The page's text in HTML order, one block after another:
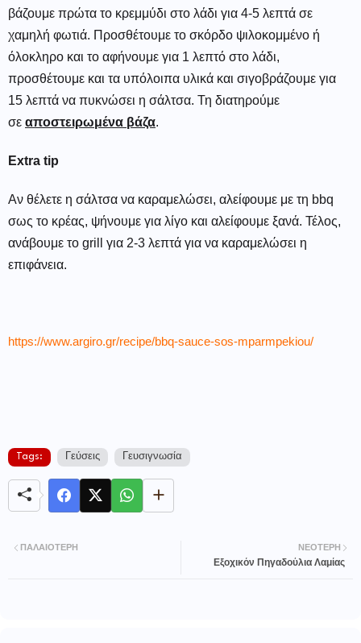
βάζουμε πρώτα το κρεμμύδι στο λάδι για 4-5 λεπτά σε
χαμηλή φωτιά. Προσθέτουμε το σκόρδο ψιλοκομμένο ή
όλοκληρο και το αφήνουμε για 1 λεπτό στο λάδι,
προσθέτουμε και τα υπόλοιπα υλικά και σιγοβράζουμε για
15 λεπτά να πυκνώσει η σάλτσα. Τη διατηρούμε
σε αποστειρωμένα βάζα.
Extra tip
Αν θέλετε η σάλτσα να καραμελώσει, αλείφουμε με τη bbq
σως το κρέας, ψήνουμε για λίγο και αλείφουμε ξανά. Τέλος,
ανάβουμε το grill για 2-3 λεπτά για να καραμελώσει η
επιφάνεια.
https://www.argiro.gr/recipe/bbq-sauce-sos-mparmpekiou/
Tags: Γεύσεις Γευσιγνωσία
ΝΕΌΤΕΡΗ
Εξοχικόν Πηγαδούλια Λαμίας
ΠΑΛΑΙΌΤΕΡΗ